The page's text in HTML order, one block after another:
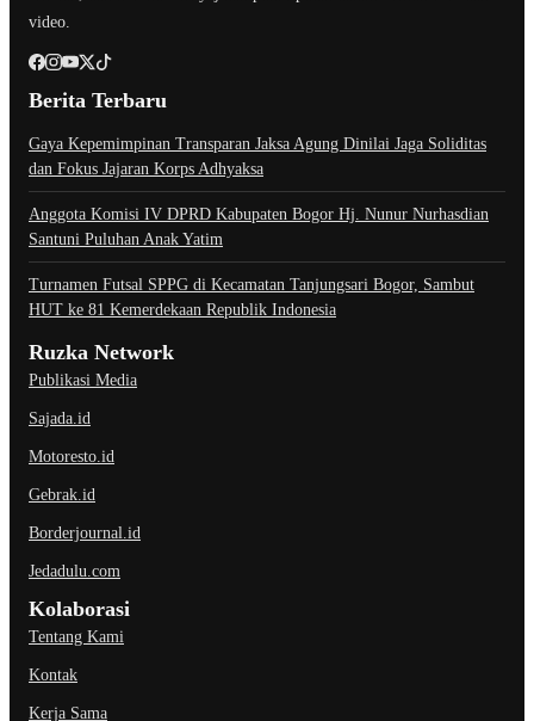
video.
Berita Terbaru
Gaya Kepemimpinan Transparan Jaksa Agung Dinilai Jaga Soliditas
dan Fokus Jajaran Korps Adhyaksa
Anggota Komisi IV DPRD Kabupaten Bogor Hj. Nunur Nurhasdian
Santuni Puluhan Anak Yatim
Turnamen Futsal SPPG di Kecamatan Tanjungsari Bogor, Sambut
HUT ke 81 Kemerdekaan Republik Indonesia
Ruzka Network
Publikasi Media
Sajada.id
Motoresto.id
Gebrak.id
Borderjournal.id
Jedadulu.com
Kolaborasi
Tentang Kami
Kontak
Kerja Sama